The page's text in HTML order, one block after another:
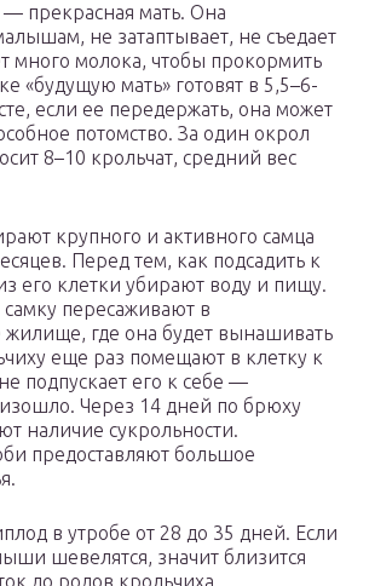
прекрасная мать. Она
не затаптывает, не съедает
много молока, чтобы прокормить
«будущую мать» готовят в 5,5–6-
если ее передержать, она может
потомство. За один окрол
8–10 крольчат, средний вес
крупного и активного самца
Перед тем, как подсадить к
его клетки убирают воду и пищу.
пересаживают в
жилище, где она будет вынашивать
еще раз помещают в клетку к
подпускает его к себе —
Через 14 дней по брюху
наличие сукрольности.
предоставляют большое
в утробе от 28 до 35 дней. Если
шевелятся, значит близится
до родов крольчиха